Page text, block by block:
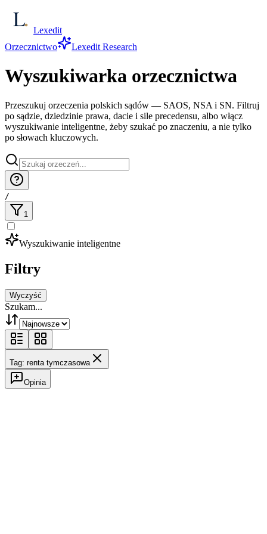
Lexedit
Orzecznictwo
Lexedit Research
Wyszukiwarka orzecznictwa
Przeszukuj orzeczenia polskich sądów — SAOS, NSA i SN. Filtruj
po sądzie, dziedzinie prawa, dacie i sile precedensu, albo włącz
wyszukiwanie inteligentne, żeby szukać po znaczeniu, a nie tylko
po słowach kluczowych.
/
1
Wyszukiwanie inteligentne
Filtry
Wyczyść
Szukam...
Tag: renta tymczasowa
Opinia